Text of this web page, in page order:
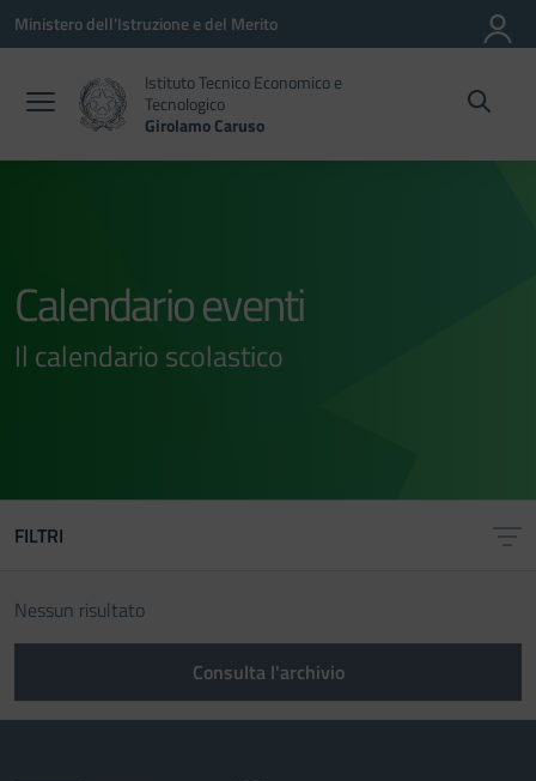
Vai ai contenuti
Vai al menu di navigazione
Vai al footer
Ministero dell'Istruzione e del Merito
Istituto Tecnico Economico e
Tecnologico
Girolamo Caruso
Calendario eventi
Il calendario scolastico
FILTRI
Nessun risultato
Consulta l'archivio